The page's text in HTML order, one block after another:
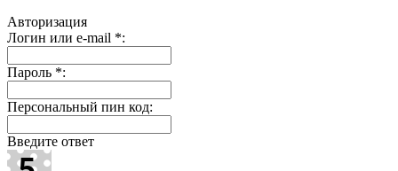
Авторизация
Логин или e-mail *:
Пароль *:
Персональный пин код:
Введите ответ